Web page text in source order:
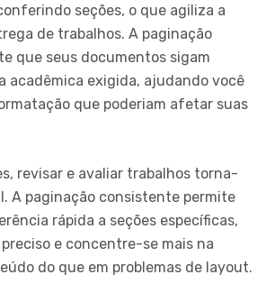
seções, o que agiliza a
de trabalhos. A paginação
que seus documentos sigam
acadêmica exigida, ajudando você
que poderiam afetar suas
revisar e avaliar trabalhos torna-
A paginação consistente permite
rápida a seções específicas,
e concentre-se mais na
do que em problemas de layout.